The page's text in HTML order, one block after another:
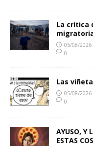
La crítica
05/08/2026
0
Las
05/08/2026
0
AYUSO, Y
ESTAS